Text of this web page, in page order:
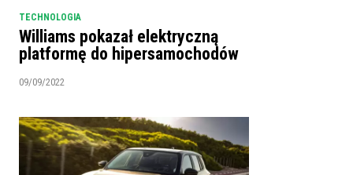
TECHNOLOGIA
Williams pokazał elektryczną
platformę do hipersamochodów
09/09/2022